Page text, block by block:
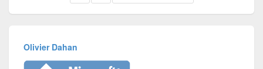
Olivier Dahan